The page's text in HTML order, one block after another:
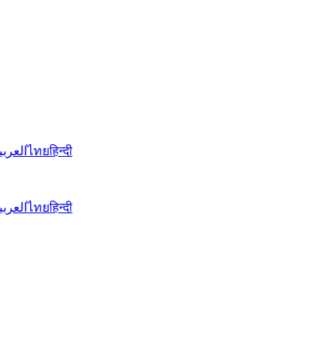
ไทยहिन्दी
ไทยहिन्दी